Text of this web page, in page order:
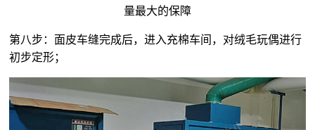
量最大的保障
第八步：面皮车缝完成后，进入充棉车间，对绒毛玩偶进行
初步定形；